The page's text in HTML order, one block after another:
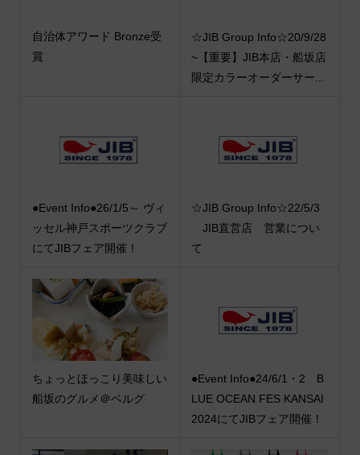
自治体アワード Bronze受
賞
☆JIB Group Info☆20/9/28
~【重要】JIB本店・船坂店
限定カラーオーダーサー...
●Event Info●26/1/5～ ヴィ
ッセル神戸スポーツクラブ
にてJIBフェア開催！
☆JIB Group Info☆22/5/3
JIB直営店 営業につい
て
ちょっとほっこり美味しい
船坂のグルメ＠ベルグ
●Event Info●24/6/1・2 B
LUE OCEAN FES KANSAI
2024にてJIBフェア開催！